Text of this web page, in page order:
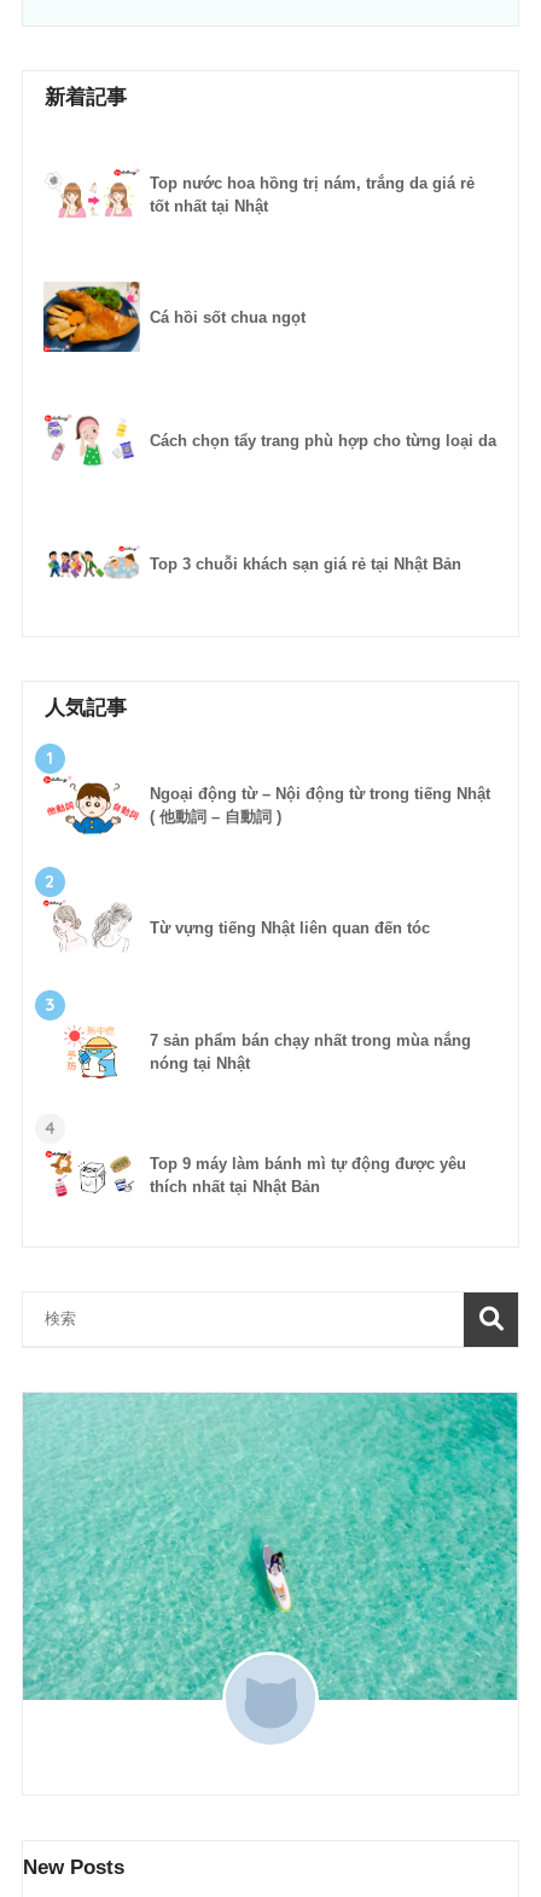
新着記事
Top nước hoa hồng trị nám, trắng da giá rẻ
tốt nhất tại Nhật
Cá hồi sốt chua ngọt
Cách chọn tẩy trang phù hợp cho từng loại da
Top 3 chuỗi khách sạn giá rẻ tại Nhật Bản
人気記事
1
Ngoại động từ – Nội động từ trong tiếng Nhật
( 他動詞 – 自動詞 )
2
Từ vựng tiếng Nhật liên quan đến tóc
3
7 sản phẩm bán chạy nhất trong mùa nắng
nóng tại Nhật
4
Top 9 máy làm bánh mì tự động được yêu
thích nhất tại Nhật Bản
New Posts